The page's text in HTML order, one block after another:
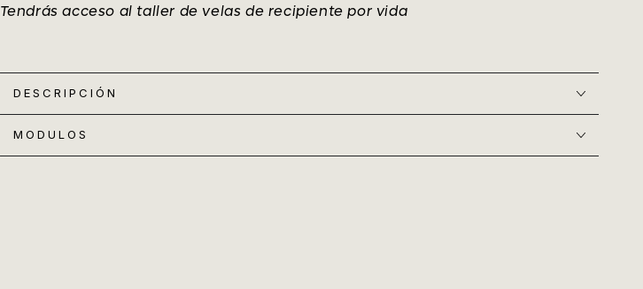
Tendrás acceso al taller de velas de recipiente por vida
DESCRIPCIÓN
MODULOS